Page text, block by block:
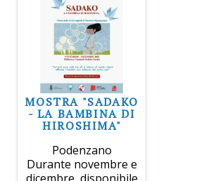
MOSTRA "SADAKO
- LA BAMBINA DI
HIROSHIMA"
Podenzano
Durante novembre e